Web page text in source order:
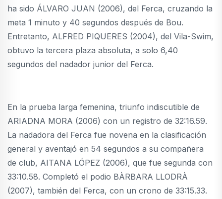
ha sido ÁLVARO JUAN (2006), del Ferca, cruzando la
meta 1 minuto y 40 segundos después de Bou.
Entretanto, ALFRED PIQUERES (2004), del Vila-Swim,
obtuvo la tercera plaza absoluta, a solo 6,40
segundos del nadador junior del Ferca.
En la prueba larga femenina, triunfo indiscutible de
ARIADNA MORA (2006) con un registro de 32:16.59.
La nadadora del Ferca fue novena en la clasificación
general y aventajó en 54 segundos a su compañera
de club, AITANA LÓPEZ (2006), que fue segunda con
33:10.58. Completó el podio BÀRBARA LLODRÀ
(2007), también del Ferca, con un crono de 33:15.33.